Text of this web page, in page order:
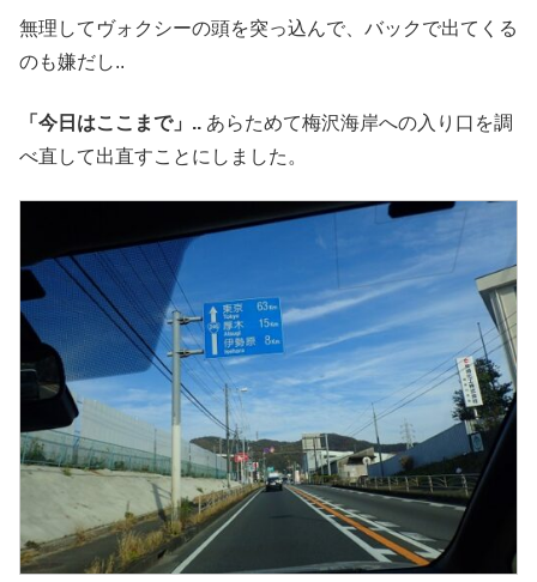
無理してヴォクシーの頭を突っ込んで、バックで出てくる
のも嫌だし..
「今日はここまで」.. あらためて梅沢海岸への入り口を調
べ直して出直すことにしました。